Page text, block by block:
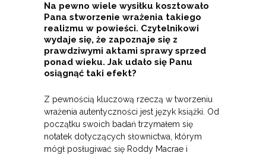
Na pewno wiele wysiłku kosztowało
Pana stworzenie wrażenia takiego
realizmu w powieści. Czytelnikowi
wydaje się, że zapoznaje się z
prawdziwymi aktami sprawy sprzed
ponad wieku. Jak udało się Panu
osiągnąć taki efekt?
Z pewnością kluczową rzeczą w tworzeniu
wrażenia autentyczności jest język książki. Od
początku swoich badań trzymałem się
notatek dotyczących słownictwa, którym
mógł posługiwać się Roddy Macrae i